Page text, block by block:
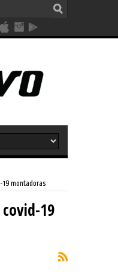
montadoras
covid-19